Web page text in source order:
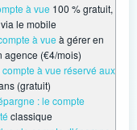
à vue 100 % gratuit,
le mobile
à vue à gérer en
agence (€4/mois)
à vue réservé aux
(gratuit)
: le compte
classique